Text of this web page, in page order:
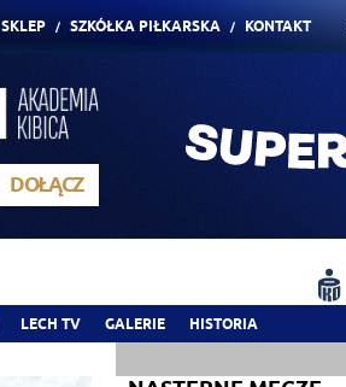
SKLEP SZKÓŁKA PIŁKARSKA KONTAKT
DOŁĄCZ
LECH TV GALERIE HISTORIA